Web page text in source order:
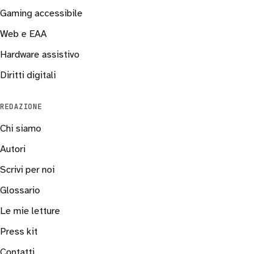
Gaming accessibile
Web e EAA
Hardware assistivo
Diritti digitali
REDAZIONE
Chi siamo
Autori
Scrivi per noi
Glossario
Le mie letture
Press kit